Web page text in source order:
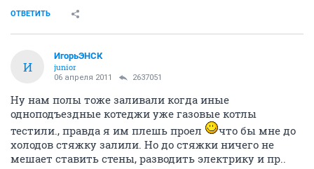
ОТВЕТИТЬ
И
ИгорьЭНСК
junior
06 апреля 2011 2637051
Ну нам полы тоже заливали когда иные
одноподъездные котеджи уже газовые котлы
тестили., правда я им плешь проел
что бы мне до
холодов стяжку залили. Но до стяжки ничего не
мешает ставить стены, разводить электрику и пр..